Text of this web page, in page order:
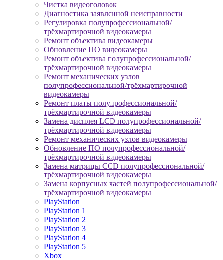
Чистка видеоголовок
Диагностика заявленной неисправности
Регулировка полупрофессиональной/
трёхмартирочной видеокамеры
Ремонт объектива видеокамеры
Обновление ПО видеокамеры
Ремонт объектива полупрофессиональной/
трёхмартирочной видеокамеры
Ремонт механических узлов
полупрофессиональной/трёхмартирочной
видеокамеры
Ремонт платы полупрофессиональной/
трёхмартирочной видеокамеры
Замена дисплея LCD полупрофессиональной/
трёхмартирочной видеокамеры
Ремонт механических узлов видеокамеры
Обновление ПО полупрофессиональной/
трёхмартирочной видеокамеры
Замена матрицы CCD полупрофессиональной/
трёхмартирочной видеокамеры
Замена корпусных частей полупрофессиональной/
трёхмартирочной видеокамеры
PlayStation
PlayStation 1
PlayStation 2
PlayStation 3
PlayStation 4
PlayStation 5
Xbox